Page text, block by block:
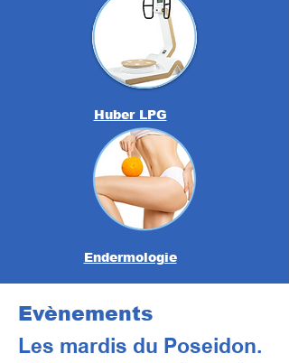
Huber LPG
Endermologie
Evènements
Les mardis du Poseidon.